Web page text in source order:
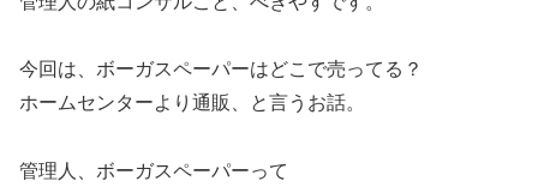
今回は、ボーガスペーパーはどこで売ってる？
ホームセンターより通販、と言うお話。
管理人、ボーガスペーパーって